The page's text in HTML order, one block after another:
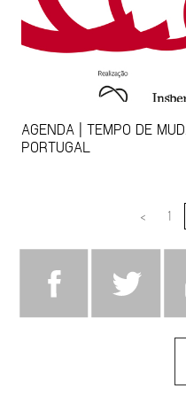
AGENDA | TEMPO DE
PORTUGAL
< 1